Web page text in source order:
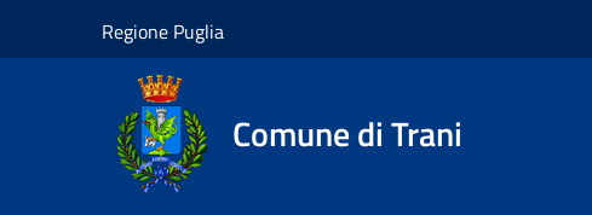
Regione Puglia
Comune di Trani